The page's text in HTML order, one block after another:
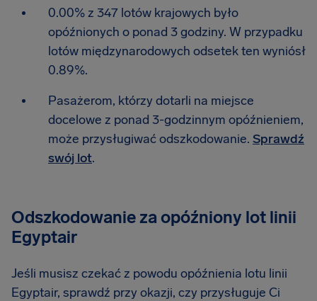
0.00% z 347 lotów krajowych było
opóźnionych o ponad 3 godziny. W przypadku
lotów międzynarodowych odsetek ten wyniósł
0.89%.
Pasażerom, którzy dotarli na miejsce
docelowe z ponad 3-godzinnym opóźnieniem,
może przysługiwać odszkodowanie. Sprawdź
swój lot.
Odszkodowanie za opóźniony lot linii
Egyptair
Jeśli musisz czekać z powodu opóźnienia lotu linii
Egyptair, sprawdź przy okazji, czy przysługuje Ci